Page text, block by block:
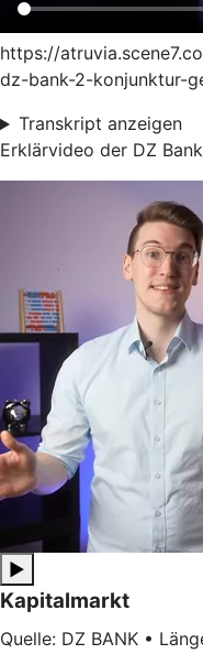
https://
dz-bank-2-konjunktur-
Transkript anzeigen
Erklärvideo der DZ
▶
Kapitalmarkt
Quelle: DZ BANK •